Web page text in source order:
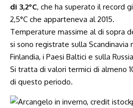
di 3,2°C, che ha superato il record
2,5°C che apparteneva al 2015.
Temperature massime al di sopra
si sono registrate sulla Scandinavia
Finlandia, i Paesi Baltici e sulla
Si tratta di valori termici di almeno
di questo periodo.